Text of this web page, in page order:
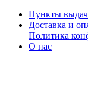
Пункты
Доставка и
Политика
О нас